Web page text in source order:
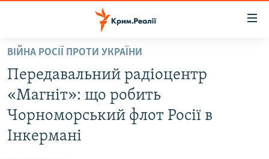
Перейти
основного
матеріалу
Перейти
основної
ВОДА.КРИМ
ВІДЕО ТА ФОТО
ПОЛІТИКА
ВІЙНА РОСІЇ ПРОТИ УКРАЇНИ
Передавальний радіоцентр
«Магніт»: що робить
Чорноморський флот Росії в
Інкермані